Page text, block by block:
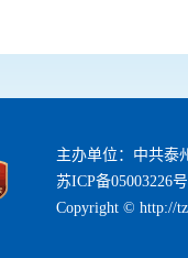
主办单位：中共泰
苏ICP备05003226号
Copyright © http://